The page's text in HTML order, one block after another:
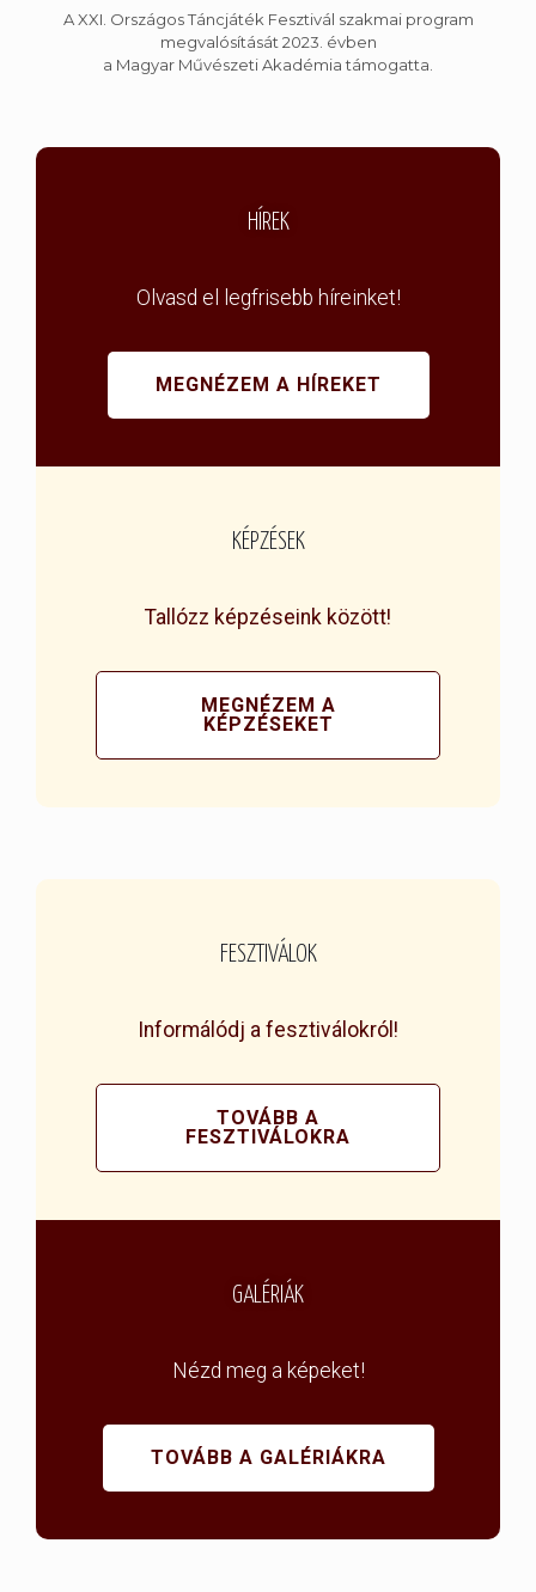
A XXI. Országos Táncjáték Fesztivál szakmai program
megvalósítását 2023. évben
a Magyar Művészeti Akadémia támogatta.
HÍREK
Olvasd el legfrisebb híreinket!
MEGNÉZEM A HÍREKET
KÉPZÉSEK
Tallózz képzéseink között!
MEGNÉZEM A
KÉPZÉSEKET
FESZTIVÁLOK
Informálódj a fesztiválokról!
TOVÁBB A
FESZTIVÁLOKRA
GALÉRIÁK
Nézd meg a képeket!
TOVÁBB A GALÉRIÁKRA